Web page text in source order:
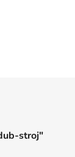
stroj"